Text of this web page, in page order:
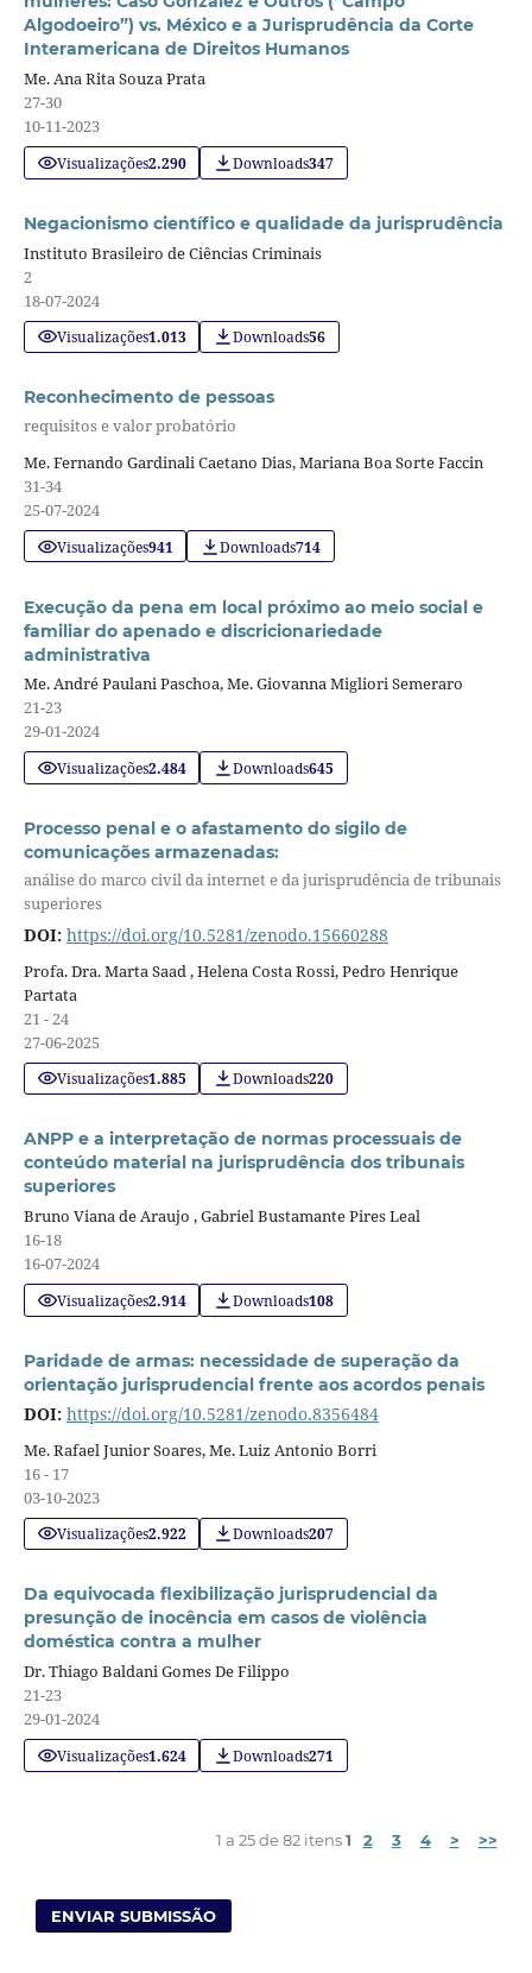
Algodoeiro”) vs. México e a Jurisprudência da Corte
Interamericana de Direitos Humanos
Me. Ana Rita Souza Prata
27-30
10-11-2023
Visualizações2.290 Downloads347
Negacionismo científico e qualidade da jurisprudência
Instituto Brasileiro de Ciências Criminais
2
18-07-2024
Visualizações1.013 Downloads56
Reconhecimento de pessoas
requisitos e valor probatório
Me. Fernando Gardinali Caetano Dias, Mariana Boa Sorte Faccin
31-34
25-07-2024
Visualizações941 Downloads714
Execução da pena em local próximo ao meio social e
familiar do apenado e discricionariedade
administrativa
Me. André Paulani Paschoa, Me. Giovanna Migliori Semeraro
21-23
29-01-2024
Visualizações2.484 Downloads645
Processo penal e o afastamento do sigilo de
comunicações armazenadas:
análise do marco civil da internet e da jurisprudência de tribunais
superiores
DOI: https://doi.org/10.5281/zenodo.15660288
Profa. Dra. Marta Saad , Helena Costa Rossi, Pedro Henrique
Partata
21 - 24
27-06-2025
Visualizações1.885 Downloads220
ANPP e a interpretação de normas processuais de
conteúdo material na jurisprudência dos tribunais
superiores
Bruno Viana de Araujo , Gabriel Bustamante Pires Leal
16-18
16-07-2024
Visualizações2.914 Downloads108
Paridade de armas: necessidade de superação da
orientação jurisprudencial frente aos acordos penais
DOI: https://doi.org/10.5281/zenodo.8356484
Me. Rafael Junior Soares, Me. Luiz Antonio Borri
16 - 17
03-10-2023
Visualizações2.922 Downloads207
Da equivocada flexibilização jurisprudencial da
presunção de inocência em casos de violência
doméstica contra a mulher
Dr. Thiago Baldani Gomes De Filippo
21-23
29-01-2024
Visualizações1.624 Downloads271
1 a 25 de 82 itens1 2 3 4 > >>
ENVIAR SUBMISSÃO